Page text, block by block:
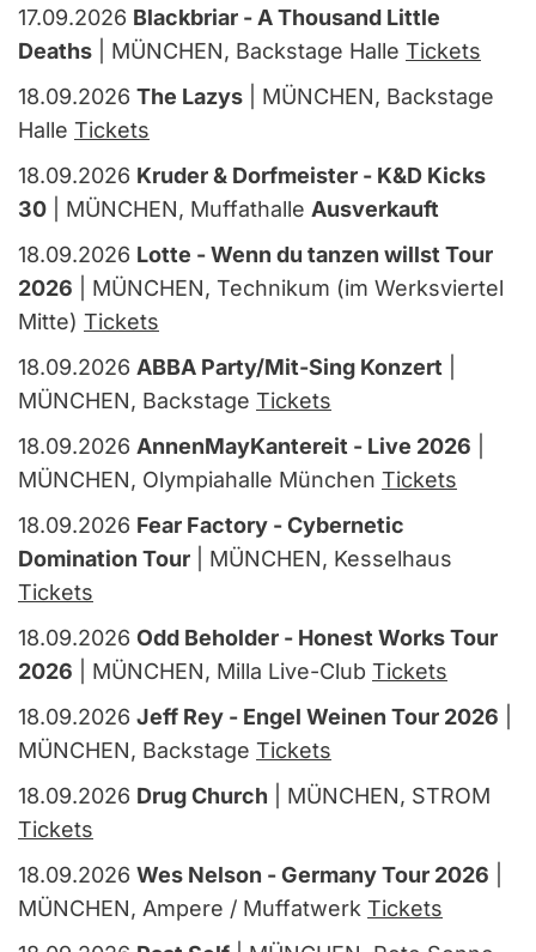
17.09.2026 Blackbriar - A Thousand Little
Deaths | MÜNCHEN, Backstage Halle Tickets
18.09.2026 The Lazys | MÜNCHEN, Backstage
Halle Tickets
18.09.2026 Kruder & Dorfmeister - K&D Kicks
30 | MÜNCHEN, Muffathalle Ausverkauft
18.09.2026 Lotte - Wenn du tanzen willst Tour
2026 | MÜNCHEN, Technikum (im Werksviertel
Mitte) Tickets
18.09.2026 ABBA Party/Mit-Sing Konzert
MÜNCHEN, Backstage Tickets
18.09.2026 AnnenMayKantereit - Live 2026
MÜNCHEN, Olympiahalle München Tickets
18.09.2026 Fear Factory - Cybernetic
Domination Tour | MÜNCHEN, Kesselhaus
Tickets
18.09.2026 Odd Beholder - Honest Works Tour
2026 | MÜNCHEN, Milla Live-Club Tickets
18.09.2026 Jeff Rey - Engel Weinen Tour 2026
MÜNCHEN, Backstage Tickets
18.09.2026 Drug Church | MÜNCHEN, STROM
Tickets
18.09.2026 Wes Nelson - Germany Tour 2026
MÜNCHEN, Ampere / Muffatwerk Tickets